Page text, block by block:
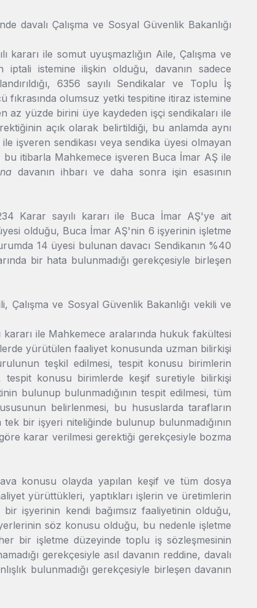
davalı Çalışma ve Sosyal Güvenlik Bakanlığı
ile somut uyuşmazlığın Aile, Çalışma ve
iptali istemine ilişkin olduğu, davanın sadece
6356 sayılı Sendikalar ve Toplu İş
fıkrasında olumsuz yetki tespitine itiraz istemine
az yüzde birini üye kaydeden işçi sendikaları ile
açık olarak belirtildiği, bu anlamda aynı
işveren sendikası veya sendika üyesi olmayan
itibarla Mahkemece işveren Buca İmar AŞ ile
davanın ihbarı ve daha sonra işin esasının
Karar sayılı kararı ile Buca İmar AŞ'ye ait
olduğu, Buca İmar AŞ'nin 6 işyerinin işletme
14 üyesi bulunan davacı Sendikanın %40
bir hata bulunmadığı gerekçesiyle birleşen
Çalışma ve Sosyal Güvenlik Bakanlığı vekili ve
kararı ile Mahkemece aralarında hukuk fakültesi
yürütülen faaliyet konusunda uzman bilirkişi
teşkil edilmesi, tespit konusu birimlerin
konusu birimlerde keşif suretiyle bilirkişi
bulunup bulunmadığının tespit edilmesi, tüm
belirlenmesi, bu hususlarda tarafların
bir işyeri niteliğinde bulunup bulunmadığının
karar verilmesi gerektiği gerekçesiyle bozma
konusu olayda yapılan keşif ve tüm dosya
yürüttükleri, yaptıkları işlerin ve üretimlerin
işyerinin kendi bağımsız faaliyetinin olduğu,
söz konusu olduğu, bu nedenle işletme
bir işletme düzeyinde toplu iş sözleşmesinin
gerekçesiyle asıl davanın reddine, davalı
bulunmadığı gerekçesiyle birleşen davanın